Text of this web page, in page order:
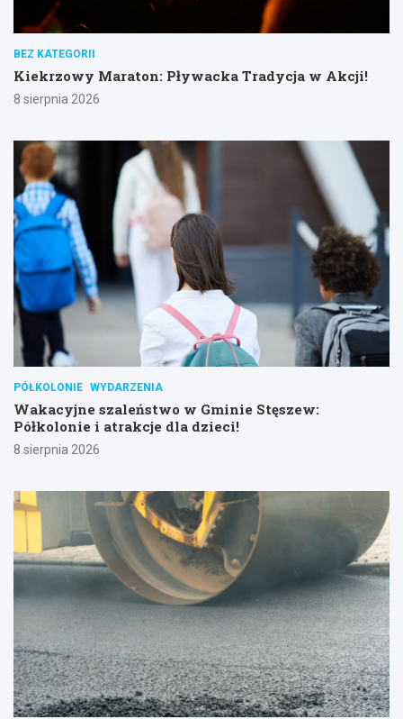
BEZ KATEGORII
Kiekrzowy Maraton: Pływacka Tradycja w Akcji!
8 sierpnia 2026
PÓŁKOLONIE WYDARZENIA
Wakacyjne szaleństwo w Gminie Stęszew:
Półkolonie i atrakcje dla dzieci!
8 sierpnia 2026